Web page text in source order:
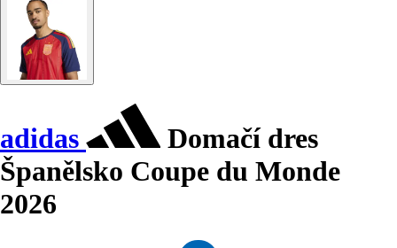
adidas
Domačí dres
Španělsko Coupe du Monde
2026